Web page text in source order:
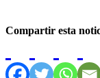
Compartir esta